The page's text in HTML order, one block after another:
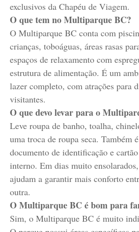
exclusivos da Chapéu de Viagem.
O que tem no Multiparque BC?
O Multiparque BC conta com
crianças, toboáguas, áreas rasas
espaços de relaxamento com
estrutura de alimentação. É um
lazer completo, com atrações para
visitantes.
O que devo levar para o
Leve roupa de banho, toalha,
uma troca de roupa seca. Também
documento de identificação e
interno. Em dias muito
ajudam a garantir mais conforto
outra.
O Multiparque BC é bom para
Sim, o Multiparque BC é muito